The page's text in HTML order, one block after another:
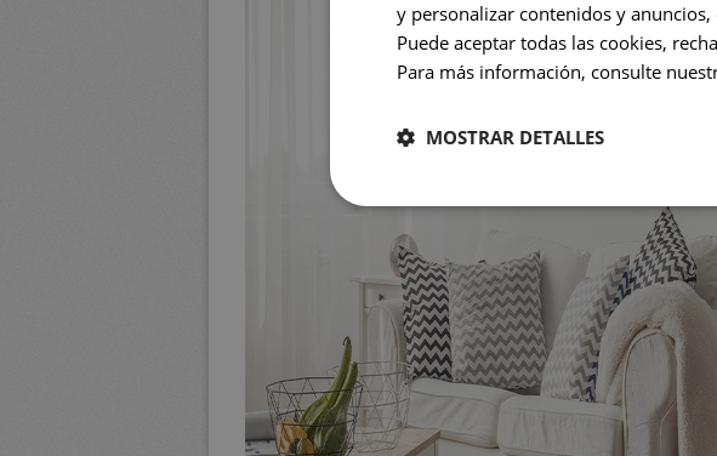
y personalizar contenidos y
Puede aceptar todas las cookies,
Para más información, consulte
MOSTRAR DETALLES